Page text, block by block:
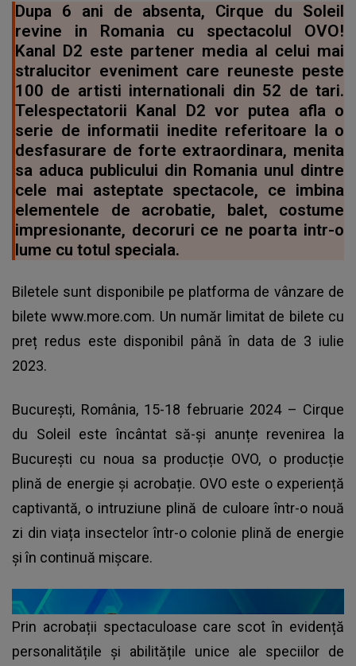
Dupa 6 ani de absenta, Cirque du Soleil
revine in Romania cu spectacolul OVO!
Kanal D2 este partener media al celui mai
stralucitor eveniment care reuneste peste
100 de artisti internationali din 52 de tari.
Telespectatorii Kanal D2 vor putea afla o
serie de informatii inedite referitoare la o
desfasurare de forte extraordinara, menita
sa aduca publicului din Romania unul dintre
cele mai asteptate spectacole, ce imbina
elementele de acrobatie, balet, costume
impresionante, decoruri ce ne poarta intr-o
lume cu totul speciala.
Biletele sunt disponibile pe platforma de vânzare de
bilete www.more.com. Un număr limitat de bilete cu
preț redus este disponibil până în data de 3 iulie
2023.
București, România, 15-18 februarie 2024 – Cirque
du Soleil este încântat să-și anunțe revenirea la
București cu noua sa producție OVO, o producție
plină de energie și acrobație. OVO este o experiență
captivantă, o intruziune plină de culoare într-o nouă
zi din viața insectelor într-o colonie plină de energie
și în continuă mișcare.
Prin acrobații spectaculoase care scot în evidență
personalitățile și abilitățile unice ale speciilor de